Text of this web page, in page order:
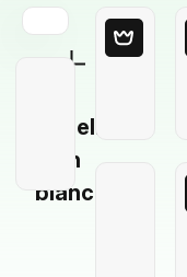
Modello
in
bianco